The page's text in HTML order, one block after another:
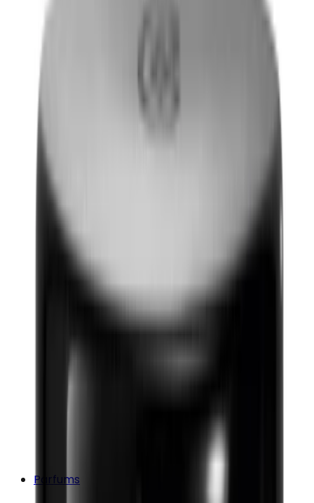
Parfums